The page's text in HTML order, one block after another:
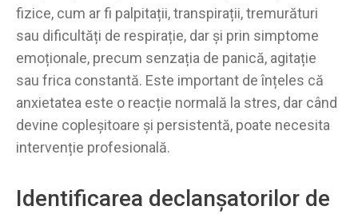
fizice, cum ar fi palpitații, transpirații, tremurături
sau dificultăți de respirație, dar și prin simptome
emoționale, precum senzația de panică, agitație
sau frica constantă. Este important de înțeles că
anxietatea este o reacție normală la stres, dar când
devine copleșitoare și persistentă, poate necesita
intervenție profesională.
Identificarea declanșatorilor de